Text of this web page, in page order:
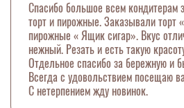
Спасибо большое всем кондитерам
торт и пирожные. Заказывали торт
пирожные « Ящик сигар». Вкус
нежный. Резать и есть такую
Отдельное спасибо за бережную и
Всегда с удовольствием посещаю
С нетерпением жду новинок.